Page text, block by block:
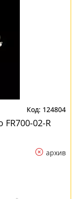
124804
02-R
архив